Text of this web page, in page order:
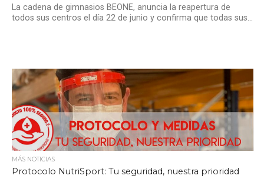
La cadena de gimnasios BEONE, anuncia la reapertura de
todos sus centros el día 22 de junio y confirma que todas sus...
MÁS NOTICIAS
Protocolo NutriSport: Tu seguridad, nuestra prioridad